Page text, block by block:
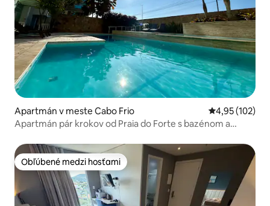
Apartmán v meste Cabo Frio Priemerné
4,95 (102)
Apartmán pár krokov od Praia do Forte s bazénom a
Obľúbené medzi hosťami
Obľúbené medzi hosťami